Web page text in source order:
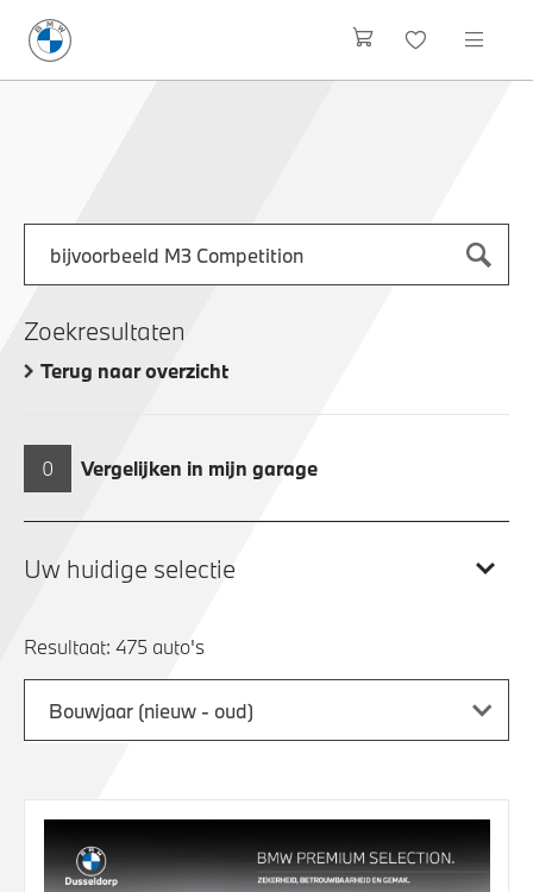
Zoek naar een automodel, bijvoorbeeld 3 Serie M-Sport
Zoekresultaten
Terug naar overzicht
0 Vergelijken in mijn garage
Uw huidige selectie
Resultaat:
Bouwjaar (nieuw - oud)